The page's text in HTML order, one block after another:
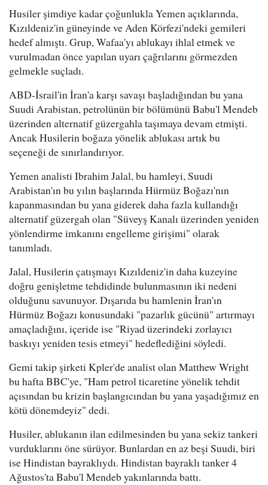
Husiler şimdiye kadar çoğunlukla Yemen açıklarında,
Kızıldeniz'in güneyinde ve Aden Körfezi'ndeki gemileri
hedef almıştı. Grup, Wafaa'yı ablukayı ihlal etmek ve
vurulmadan önce yapılan uyarı çağrılarını görmezden
gelmekle suçladı.
ABD-İsrail'in İran'a karşı savaşı başladığından bu yana
Suudi Arabistan, petrolünün bir bölümünü Babu'l Mendeb
üzerinden alternatif güzergahla taşımaya devam etmişti.
Ancak Husilerin boğaza yönelik ablukası artık bu
seçeneği de sınırlandırıyor.
Yemen analisti Ibrahim Jalal, bu hamleyi, Suudi
Arabistan'ın bu yılın başlarında Hürmüz Boğazı'nın
kapanmasından bu yana giderek daha fazla kullandığı
alternatif güzergah olan "Süveyş Kanalı üzerinden yeniden
yönlendirme imkanını engelleme girişimi" olarak
tanımladı.
Jalal, Husilerin çatışmayı Kızıldeniz'in daha kuzeyine
doğru genişletme tehdidinde bulunmasının iki nedeni
olduğunu savunuyor. Dışarıda bu hamlenin İran'ın
Hürmüz Boğazı konusundaki "pazarlık gücünü" artırmayı
amaçladığını, içeride ise "Riyad üzerindeki zorlayıcı
baskıyı yeniden tesis etmeyi" hedeflediğini söyledi.
Gemi takip şirketi Kpler'de analist olan Matthew Wright
bu hafta BBC'ye, "Ham petrol ticaretine yönelik tehdit
açısından bu krizin başlangıcından bu yana yaşadığımız en
kötü dönemdeyiz" dedi.
Husiler, ablukanın ilan edilmesinden bu yana sekiz tankeri
vurduklarını öne sürüyor. Bunlardan en az beşi Suudi, biri
ise Hindistan bayraklıydı. Hindistan bayraklı tanker 4
Ağustos'ta Babu'l Mendeb yakınlarında battı.